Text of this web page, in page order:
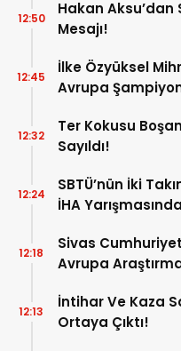
Hakan Aksu’dan
Mesajı!
12:50
İlke Özyüksel
Avrupa
12:45
Ter Kokusu
Sayıldı!
12:32
SBTÜ’nün İki
İHA
12:24
Sivas
Avrupa
12:18
İntihar Ve Kaza
Ortaya Çıktı!
12:13